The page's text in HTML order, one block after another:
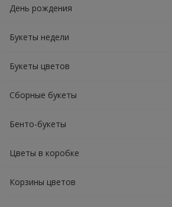
День рождения
Букеты недели
Букеты цветов
Сборные букеты
Бенто-букеты
Цветы в коробке
Корзины цветов